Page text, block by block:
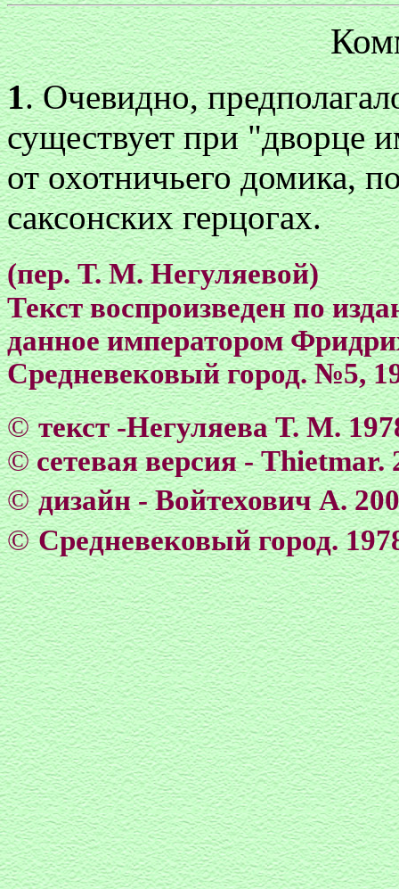
1. Очевидно,
существует при "дворце
от охотничьего домика,
саксонских герцогах.
(пер. Т. М. Негуляевой)
Текст воспроизведен по
данное императором
Средневековый город. №5,
© текст -Негуляева Т. М.
©сетевая версия - Тhietmar.
© дизайн - Войтехович А.
© Средневековый город.